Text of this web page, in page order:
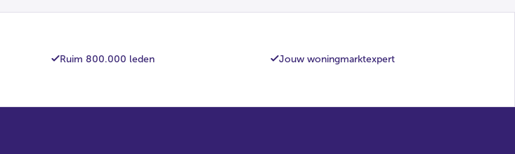
Ruim 800.000 leden Jouw woningmarktexpert